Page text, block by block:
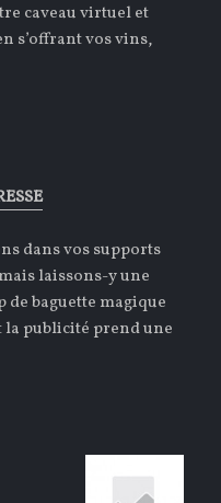
caveau virtuel et
s’offrant vos vins,
dans vos supports
laissons-y une
de baguette magique
la publicité prend une